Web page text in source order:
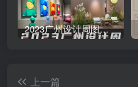
2023广州设计周图集更新至8000多张高清图+联系方式
上一篇